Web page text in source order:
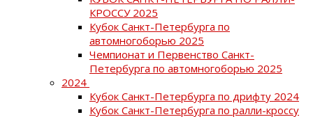
КРОССУ 2025
Кубок Санкт-Петербурга по
автомногоборью 2025
Чемпионат и Первенство Санкт-
Петербурга по автомногоборью 2025
2024
Кубок Санкт-Петербурга по дрифту 2024
Кубок Санкт-Петербурга по ралли-кроссу